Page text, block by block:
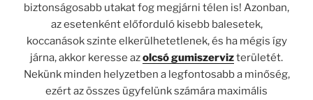
biztonságosabb utakat fog megjárni télen is! Azonban,
az esetenként előforduló kisebb balesetek,
koccanások szinte elkerülhetetlenek, és ha mégis így
járna, akkor keresse azolcsó gumiszervizterületét.
Nekünk minden helyzetben a legfontosabb a minőség,
ezért az összes ügyfelünk számára maximális